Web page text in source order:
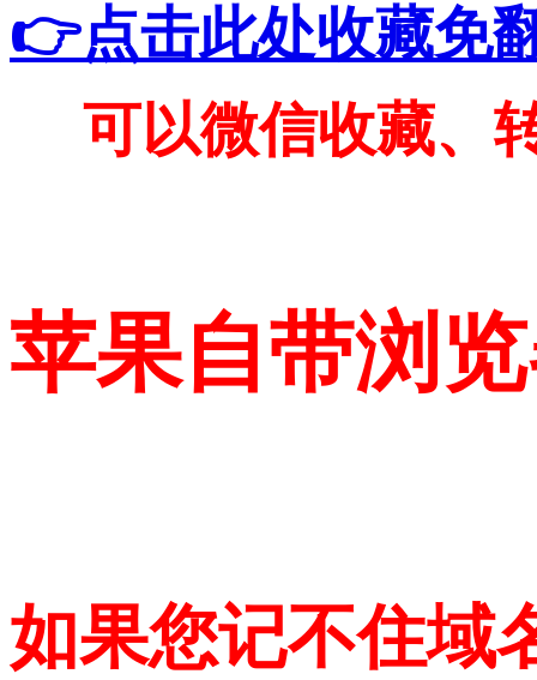
👉点击此处收藏免
可以微信收藏、
苹果自带浏
如果您记不住域